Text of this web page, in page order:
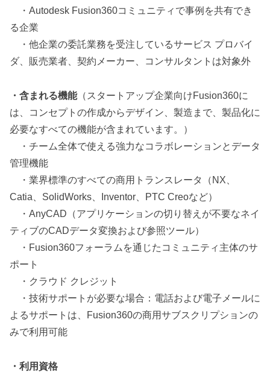
・Autodesk Fusion360コミュニティで事例を共有でき
る企業
・他企業の委託業務を受注しているサービス プロバイ
ダ、販売業者、契約メーカー、コンサルタントは対象外
・含まれる機能（スタートアップ企業向けFusion360に
は、コンセプトの作成からデザイン、製造まで、製品化に
必要なすべての機能が含まれています。）
・チーム全体で使える強力なコラボレーションとデータ
管理機能
・業界標準のすべての商用トランスレータ（NX、
Catia、SolidWorks、Inventor、PTC Creoなど）
・AnyCAD（アプリケーションの切り替えが不要なネイ
ティブのCADデータ変換および参照ツール）
・Fusion360フォーラムを通じたコミュニティ主体のサ
ポート
・クラウド クレジット
・技術サポートが必要な場合：電話および電子メールに
よるサポートは、Fusion360の商用サブスクリプションの
みで利用可能
・利用資格